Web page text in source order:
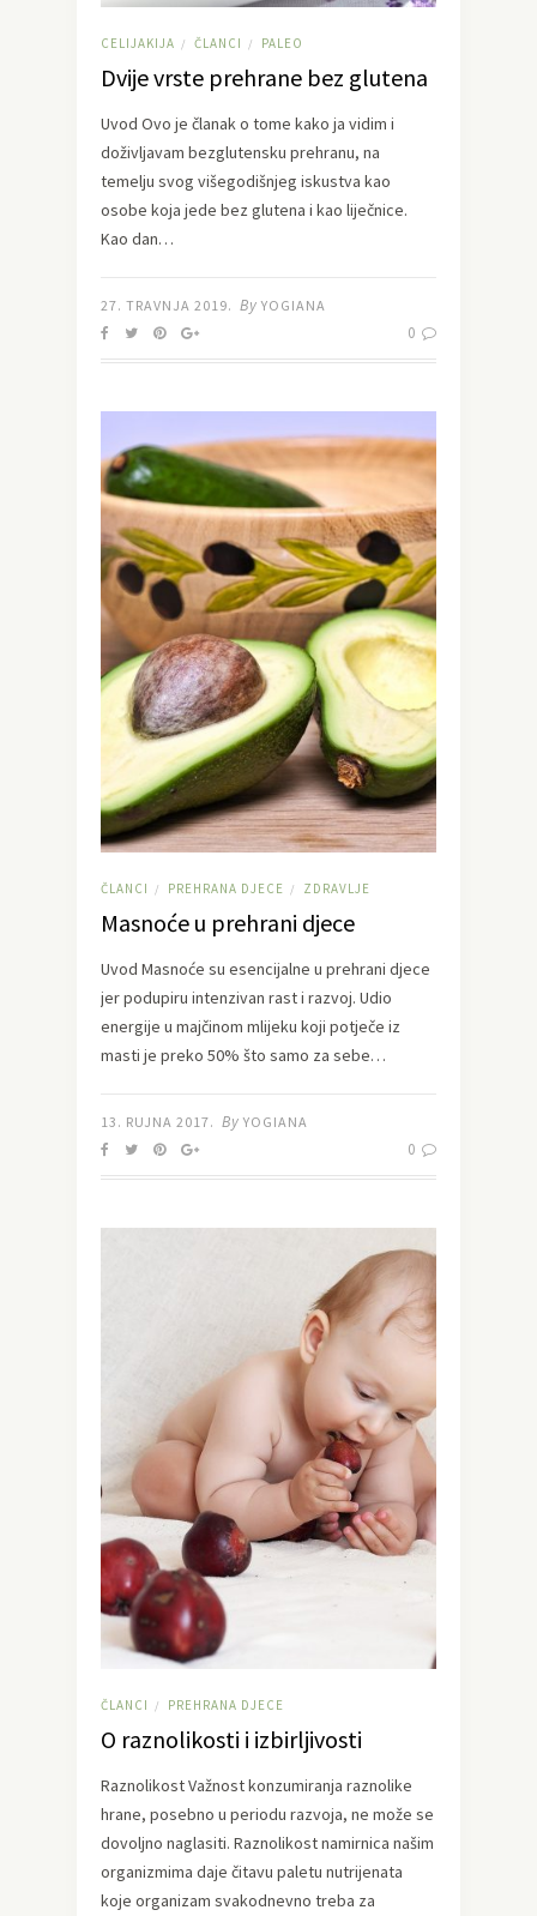
CELIJAKIJA / ČLANCI / PALEO
Dvije vrste prehrane bez glutena
Uvod Ovo je članak o tome kako ja vidim i
doživljavam bezglutensku prehranu, na
temelju svog višegodišnjeg iskustva kao
osobe koja jede bez glutena i kao liječnice.
Kao dan…
27. TRAVNJA 2019. By YOGIANA
0
ČLANCI / PREHRANA DJECE / ZDRAVLJE
Masnoće u prehrani djece
Uvod Masnoće su esencijalne u prehrani djece
jer podupiru intenzivan rast i razvoj. Udio
energije u majčinom mlijeku koji potječe iz
masti je preko 50% što samo za sebe…
13. RUJNA 2017. By YOGIANA
0
ČLANCI / PREHRANA DJECE
O raznolikosti i izbirljivosti
Raznolikost Važnost konzumiranja raznolike
hrane, posebno u periodu razvoja, ne može se
dovoljno naglasiti. Raznolikost namirnica našim
organizmima daje čitavu paletu nutrijenata
koje organizam svakodnevno treba za